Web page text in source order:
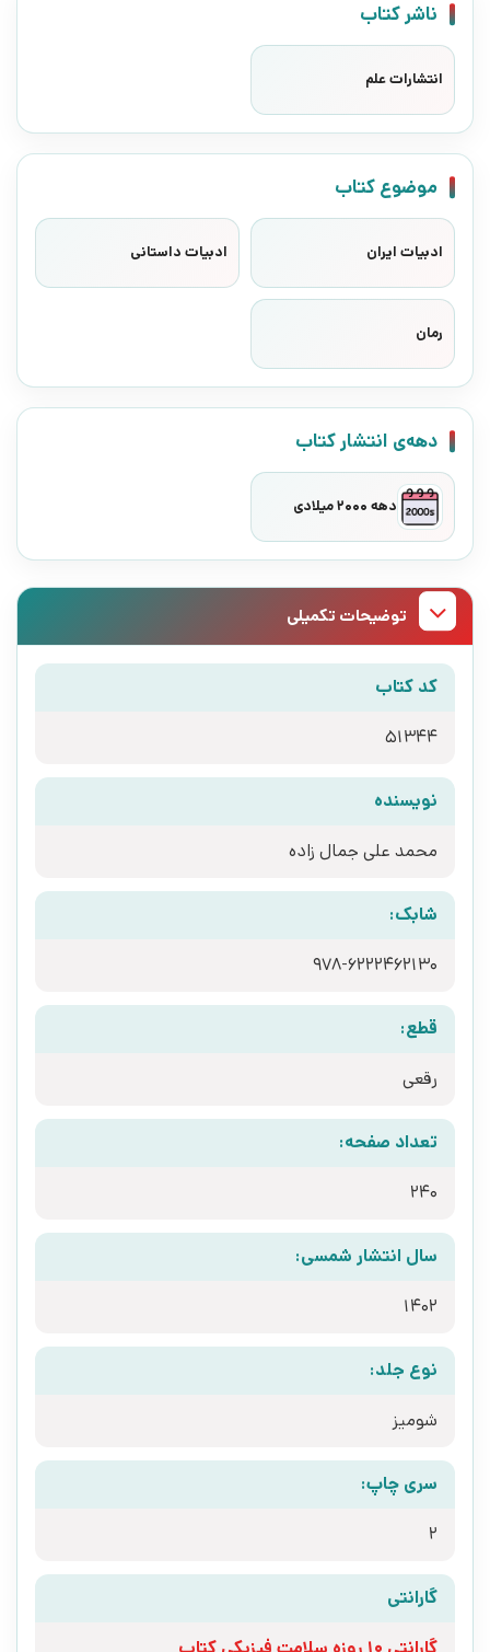
ناشر کتاب
انتشارات علم
موضوع کتاب
ادبیات ایران ادبیات داستانی
رمان
دهه‌ی انتشار کتاب
دهه 2000 میلادی
توضیحات تکمیلی
کد کتاب
51344
نویسنده
محمد علی جمال زاده
شابک:
978-6222462130
قطع:
رقعی
تعداد صفحه:
240
سال انتشار شمسی:
1402
نوع جلد:
شومیز
سری چاپ:
2
گارانتی